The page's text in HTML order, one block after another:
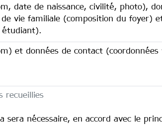
recueillies
date de naissance, civilité, photo),
vie familiale (composition du foyer)
étudiant).
et données de contact
sera nécessaire, en accord avec le